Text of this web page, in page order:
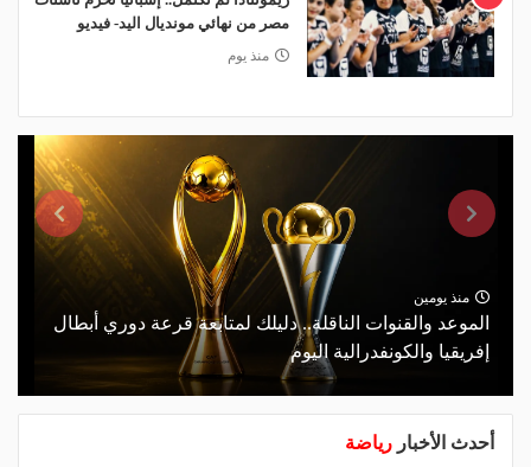
مصر من نهائي مونديال اليد- فيديو
منذ يوم
منذ يومين
الموعد والقنوات الناقلة.. دليلك لمتابعة قرعة دوري أبطال
إفريقيا والكونفدرالية اليوم
أحدث الأخبار رياضة